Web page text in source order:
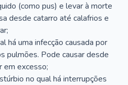
(como pus) e levar à morte
desde catarro até calafrios e
há uma infecção causada por
pulmões. Pode causar desde
em excesso;
no qual há interrupções